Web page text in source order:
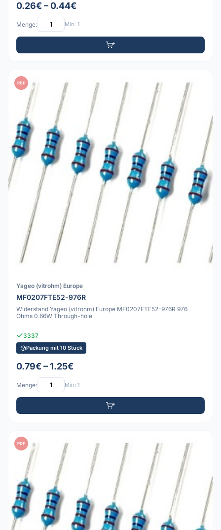
0.26€ – 0.44€
Menge: Min: 1
PDF
Yageo (vitrohm) Europe
MF0207FTE52-976R
Widerstand Yageo (vitrohm) Europe MF0207FTE52-976R 976
Ohms 0.66W Through-hole
3337
Packung mit 10 Stück
0.79€ – 1.25€
Menge: Min: 1
PDF